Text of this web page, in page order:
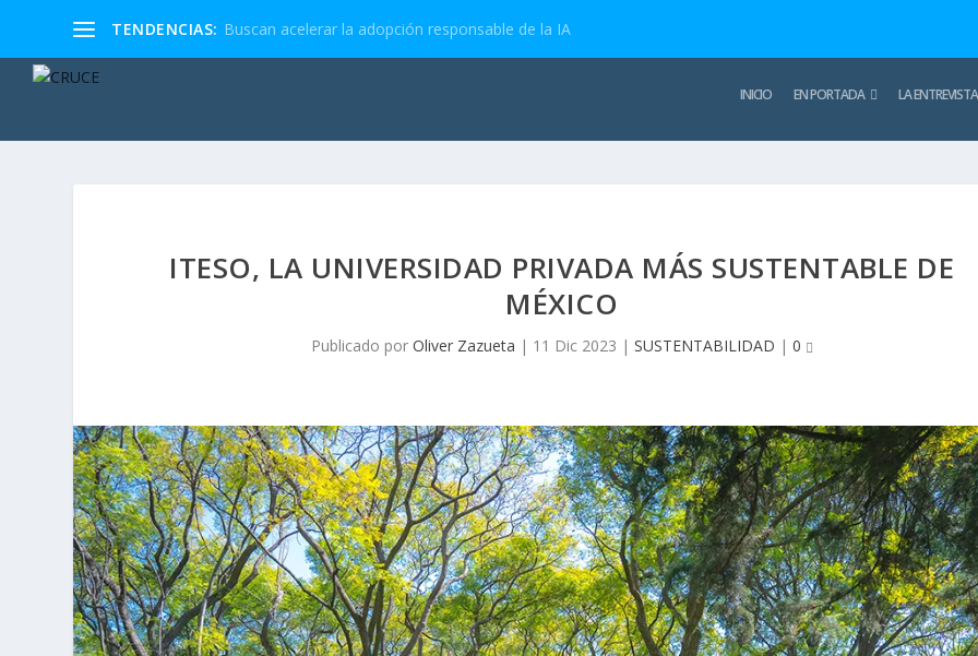
TENDENCIAS: Buscan acelerar la adopción responsable de la IA
INICIO EN PORTADA LA ENTREVISTA
ITESO, LA UNIVERSIDAD PRIVADA MÁS SUSTENTABLE DE
MÉXICO
Publicado por Oliver Zazueta | 11 Dic 2023 | SUSTENTABILIDAD | 0